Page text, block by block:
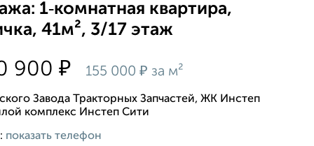
1‑комнатная квартира,
41м², 3/17 этаж
900₽ 155 000₽ за м²
Завода Тракторных Запчастей, ЖК Инстеп
комплекс Инстеп Сити
показать телефон